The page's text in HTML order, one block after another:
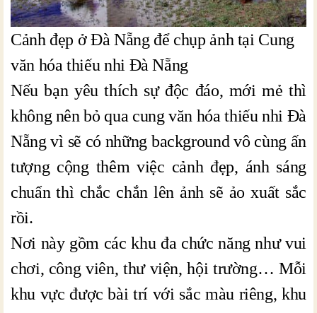
Cảnh đẹp ở Đà Nẵng để chụp ảnh tại Cung
văn hóa thiếu nhi Đà Nẵng
Nếu bạn yêu thích sự độc đáo, mới mẻ thì
không nên bỏ qua cung văn hóa thiếu nhi Đà
Nẵng vì sẽ có những background vô cùng ấn
tượng cộng thêm việc cảnh đẹp, ánh sáng
chuẩn thì chắc chắn lên ảnh sẽ ảo xuất sắc
rồi.
Nơi này gồm các khu đa chức năng như vui
chơi, công viên, thư viện, hội trường… Mỗi
khu vực được bài trí với sắc màu riêng, khu